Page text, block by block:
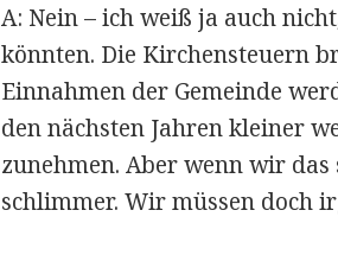
A: Nein – ich weiß ja auch
könnten. Die Kirchensteuern
Einnahmen der Gemeinde
den nächsten Jahren kleiner
zunehmen. Aber wenn wir
schlimmer. Wir müssen doch